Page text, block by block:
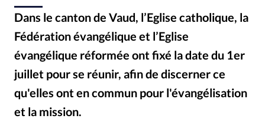
Toute l'actualité
Se connecter
Devise:CHF
RUBRIQUES
Toute l'actualité Bible Culture
Economie
Eglises
Histoire
Dans le canton de Vaud, l’Eglise catholique, la
Fédération évangélique et l’Eglise
évangélique réformée ont fixé la date du 1er
juillet pour se réunir, afin de discerner ce
qu'elles ont en commun pour l'évangélisation
et la mission.